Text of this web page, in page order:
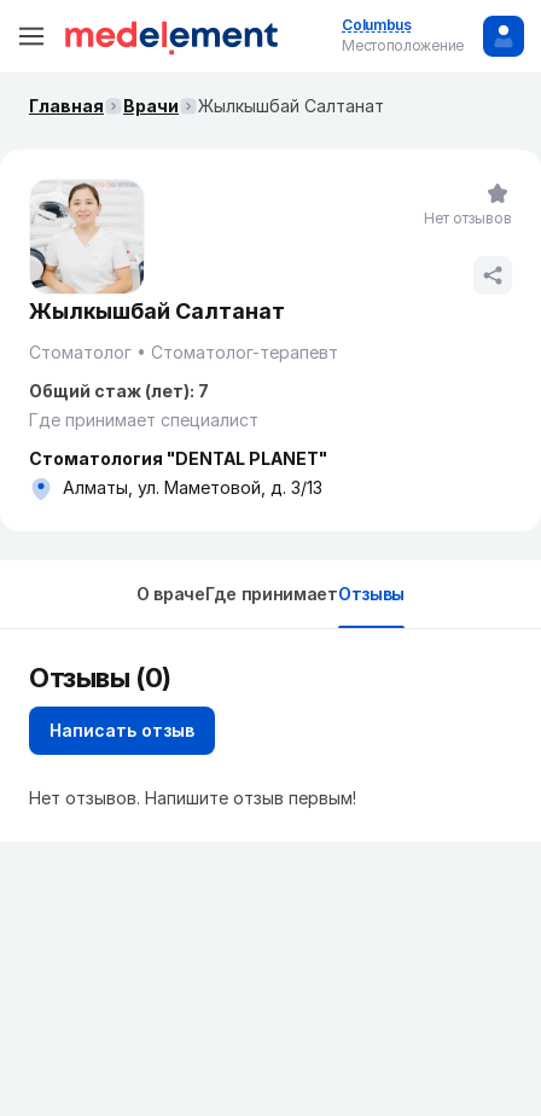
Columbus
Местоположение
Главная Врачи Жылкышбай Салтанат
Жылкышбай Салтанат
Стоматолог
Стоматолог-терапевт
Общий стаж (лет): 7
Где принимает специалист
Стоматология "DENTAL PLANET"
Алматы, ул. Маметовой, д. 3/13
Нет отзывов
О врачеГде принимаетОтзывы
Отзывы (0)
Написать отзыв
Нет отзывов. Напишите отзыв первым!